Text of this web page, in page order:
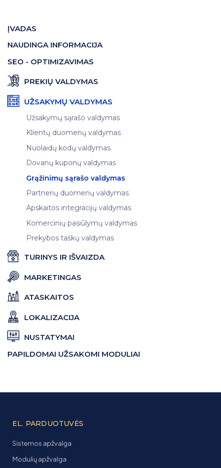
ĮVADAS
NAUDINGA INFORMACIJA
SEO - OPTIMIZAVIMAS
PREKIŲ VALDYMAS
UŽSAKYMŲ VALDYMAS
Užsakymų sąrašo valdymas
Klientų duomenų valdymas
Nuolaidų kodų valdymas
Dovanų kuponų valdymas
Grąžinimų sąrašo valdymas
Partnerių duomenų valdymas
Apskaitos integracijų valdymas
Komercinių pasiūlymų valdymas
Prekybos taškų valdymas
TURINYS IR IŠVAIZDA
MARKETINGAS
ATASKAITOS
LOKALIZACIJA
NUSTATYMAI
PAPILDOMAI UŽSAKOMI MODULIAI
EL. PARDUOTUVĖS
Sistemos apžvalga
Modulių apžvalga